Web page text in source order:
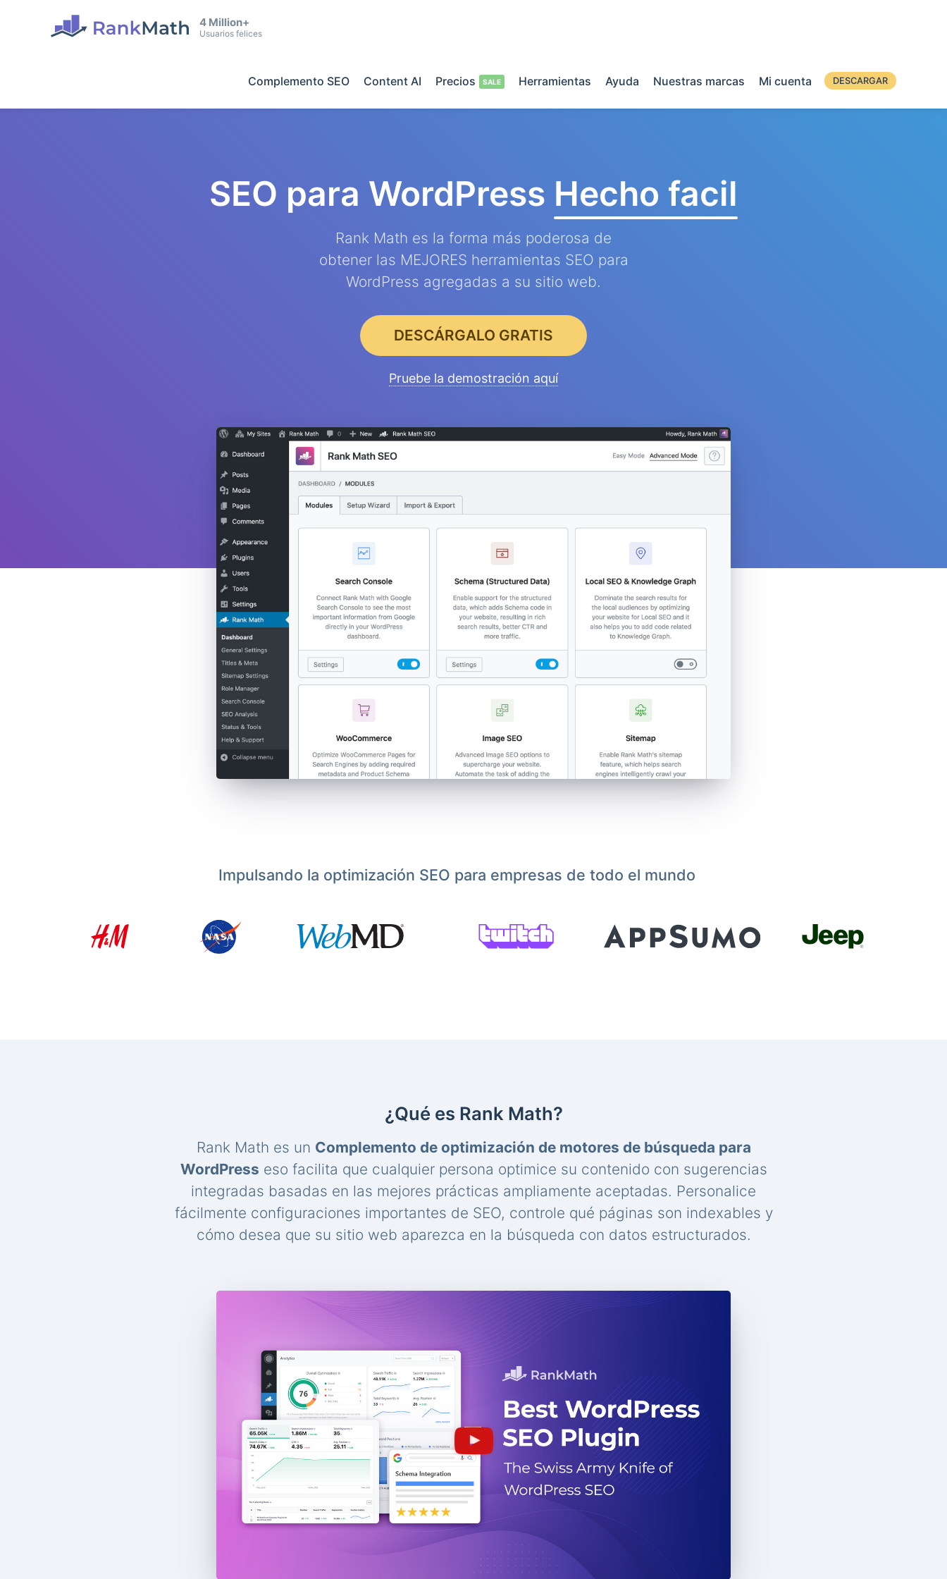
4 Million+
Usuarios felices
Complemento SEO Content AI Precios Herramientas Ayuda Nuestras marcas Mi cuenta DESCARGAR
SEO para WordPress Hecho facil
Rank Math es la forma más poderosa de
obtener las MEJORES herramientas SEO para
WordPress agregadas a su sitio web.
DESCÁRGALO GRATIS
Pruebe la demostración aquí
Impulsando la optimización SEO para empresas de todo el mundo
¿Qué es Rank Math?
Rank Math es un Complemento de optimización de motores de búsqueda para
WordPress eso facilita que cualquier persona optimice su contenido con sugerencias
integradas basadas en las mejores prácticas ampliamente aceptadas. Personalice
fácilmente configuraciones importantes de SEO, controle qué páginas son indexables y
cómo desea que su sitio web aparezca en la búsqueda con datos estructurados.